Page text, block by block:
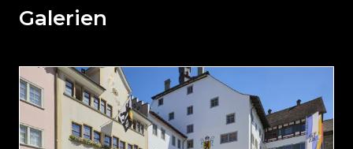
weiteren
und
direkt
zum
Seitenende
springen?
Galerien